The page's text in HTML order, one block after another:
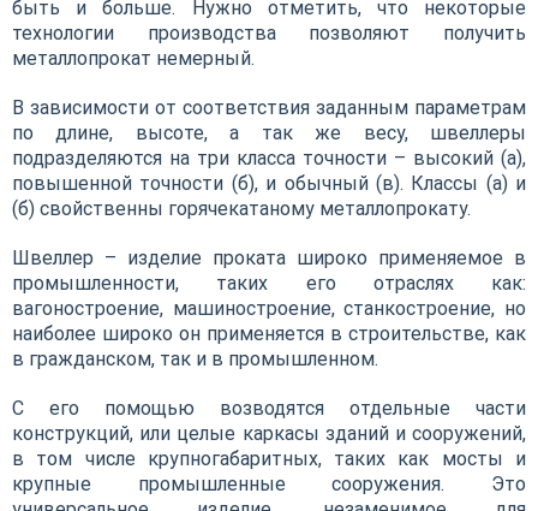
быть и больше. Нужно отметить, что некоторые
технологии производства позволяют получить
металлопрокат немерный.
В зависимости от соответствия заданным параметрам
по длине, высоте, а так же весу, швеллеры
подразделяются на три класса точности – высокий (а),
повышенной точности (б), и обычный (в). Классы (а) и
(б) свойственны горячекатаному металлопрокату.
Швеллер – изделие проката широко применяемое в
промышленности, таких его отраслях как:
вагоностроение, машиностроение, станкостроение, но
наиболее широко он применяется в строительстве, как
в гражданском, так и в промышленном.
С его помощью возводятся отдельные части
конструкций, или целые каркасы зданий и сооружений,
в том числе крупногабаритных, таких как мосты и
крупные промышленные сооружения. Это